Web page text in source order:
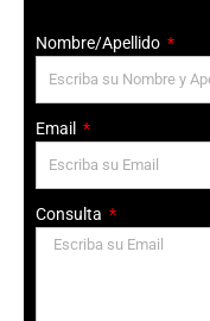
Nombre/Apellido
Email
Consulta